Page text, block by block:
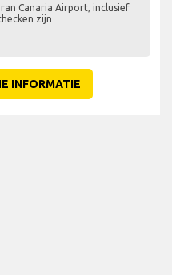
Canaria Airport, inclusief
zijn
INFORMATIE